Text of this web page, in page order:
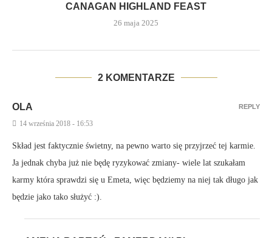
CANAGAN HIGHLAND FEAST
26 maja 2025
2 KOMENTARZE
OLA
14 września 2018 - 16:53
Skład jest faktycznie świetny, na pewno warto się przyjrzeć tej karmie.
Ja jednak chyba już nie będę ryzykować zmiany- wiele lat szukałam
karmy która sprawdzi się u Emeta, więc będziemy na niej tak długo jak
będzie jako tako służyć :).
REPLY